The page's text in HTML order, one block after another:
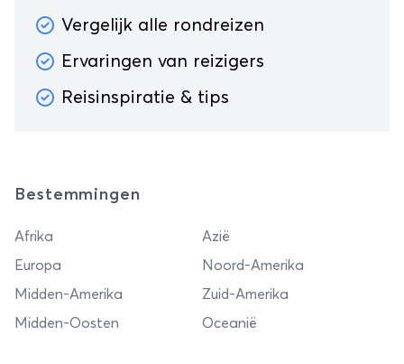
het zand of stap in de ‘wasmachine’ van de
Vergelijk alle rondreizen
Ervaringen van reizigers
Reisinspiratie & tips
Bestemmingen
Afrika
Azië
Europa
Noord-Amerika
Midden-Amerika
Zuid-Amerika
Midden-Oosten
Oceanië